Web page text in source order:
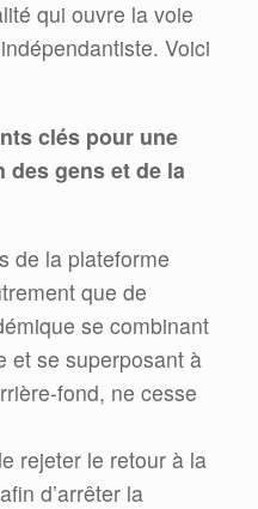
qui ouvre la voie
Voici
clés pour une
des gens et de la
de la plateforme
que de
se combinant
et se superposant à
fond, ne cesse
rejeter le retour à la
d’arrêter la